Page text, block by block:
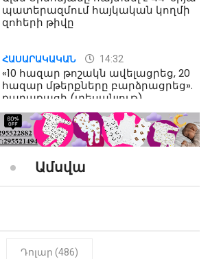
պատերազմում հայկական կողմի
զոհերի թիվը
ՀԱՍԱՐԱԿԱԿԱՆ 14:32
«10 հազար թոշակն ավելացրեց, 20
հազար մթերքները բարձրացրեց».
քաղաքացի (տեսանյութ)
ՔԱՂԱՔԱԿԱՆ 10:52
«Լեզվիդ տալու փոխարեն
արտաբերիր այս երկու
նախադասությունը»․ Իշխան
Նիկոլ Փաշինյան
Ամսվա
Դոլար (486)